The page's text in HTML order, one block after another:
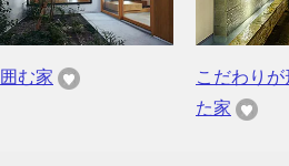
囲む家
こだわりが
た家